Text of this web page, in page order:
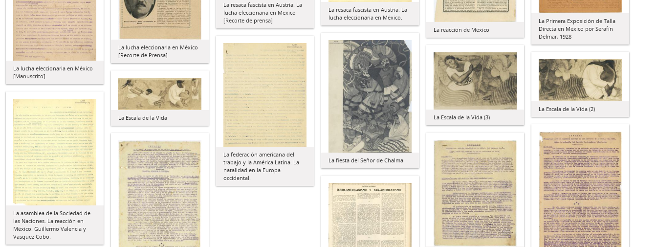
La resaca fascista en Austria. La
lucha eleccionaria en México
[Recorte de prensa]
La resaca fascista en Austria. La
lucha eleccionaria en México.
La reacción de México
La Primera Exposición de Talla
Directa en México por Serafín
Delmar, 1928
La lucha eleccionaria en México
[Recorte de Prensa]
La lucha eleccionaria en México
[Manuscrito]
La fiesta del Señor de Chalma
La federación americana del
trabajo y la América Latina. La
natalidad en la Europa
occidental.
La Escala de la Vida (3)
La Escala de la Vida (2)
La Escala de la Vida
La asamblea de la Sociedad de
las Naciones. La reacción en
México. Guillermo Valencia y
Vasquez Cobo.